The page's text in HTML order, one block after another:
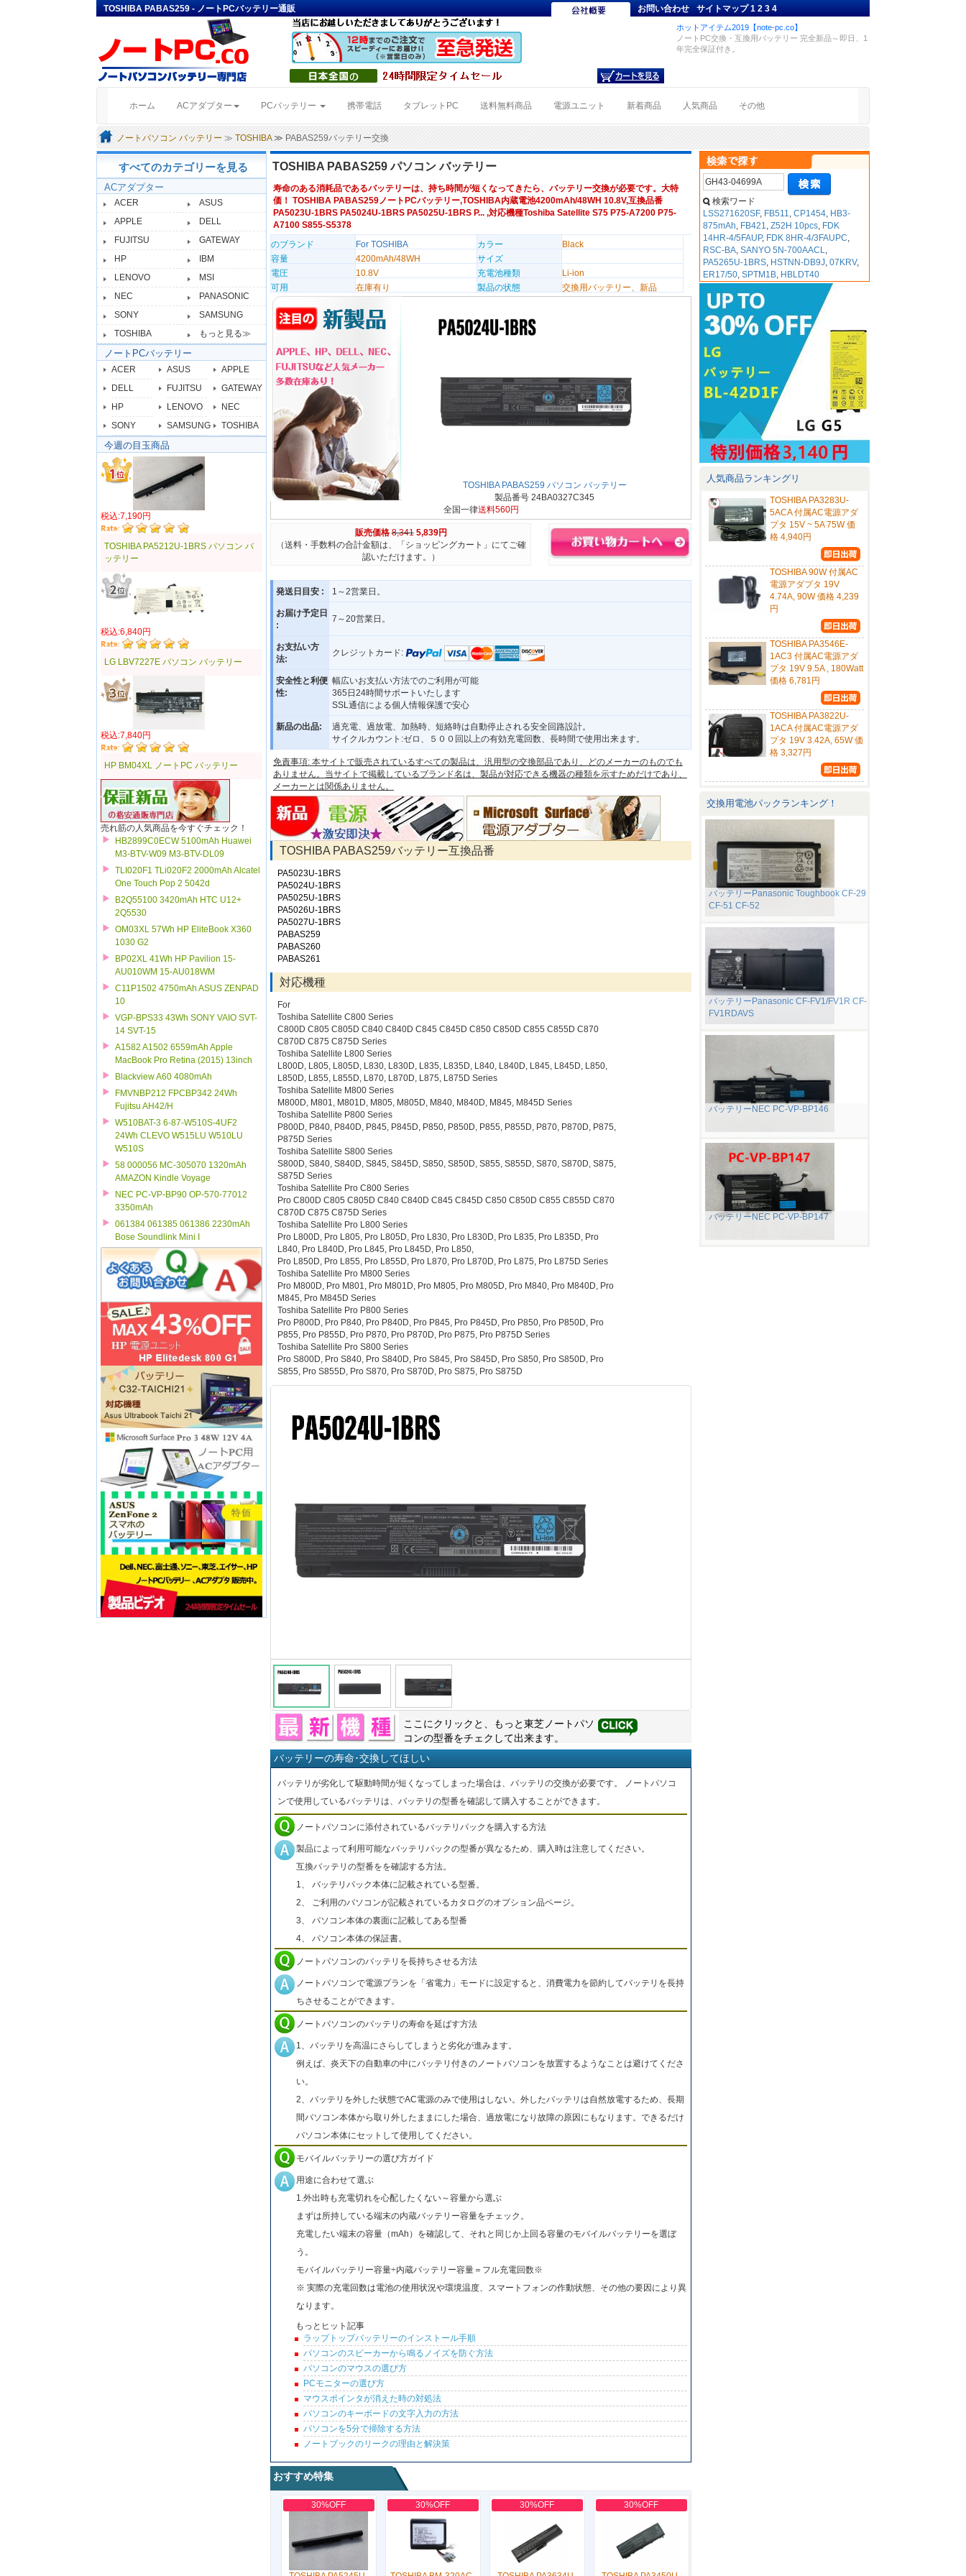
TOSHIBA PABAS259 - ノートPCバッテリー通販 お問い合わせ サイトマップ 1234
ホットアイテム2019【note-pc.co】
ノートPC交換・互換用バッテリー 完全新品～即日、1
年完全保証付き。
ホーム (current)ACアダプター PCバッテリー 携帯電話 タブレットPC 送料無料商品 電源ユニット 新着商品 人気商品 その他
ノートパソコン バッテリー ≫TOSHIBA≫ PABAS259バッテリー交換
すべてのカテゴリーを見る
ACアダプター
ACER
ASUS
APPLE
DELL
FUJITSU
GATEWAY
HP
IBM
LENOVO
MSI
NEC
PANASONIC
SONY
SAMSUNG
TOSHIBA
もっと見る≫
ノートPCバッテリー
ACER ASUS
APPLE
DELL
FUJITSU
GATEWAY
HP
LENOVO
NEC
SONY
SAMSUNG TOSHIBA
今週の目玉商品
税込:7,190円
TOSHIBA PA5212U-1BRS パソコン バ
ッテリー
税込:6,840円
LG LBV7227E パソコン バッテリー
税込:7,840円
HP BM04XL ノートPC バッテリー
売れ筋の人気商品を今すぐチェック！
HB2899C0ECW 5100mAh Huawei
M3-BTV-W09 M3-BTV-DL09
TLI020F1 TLi020F2 2000mAh Alcatel
One Touch Pop 2 5042d
B2Q55100 3420mAh HTC U12+
2Q5530
OM03XL 57Wh HP EliteBook X360
1030 G2
BP02XL 41Wh HP Pavilion 15-
AU010WM 15-AU018WM
C11P1502 4750mAh ASUS ZENPAD
10
VGP-BPS33 43Wh SONY VAIO SVT-
14 SVT-15
A1582 A1502 6559mAh Apple
MacBook Pro Retina (2015) 13inch
Blackview A60 4080mAh
FMVNBP212 FPCBP342 24Wh
Fujitsu AH42/H
W510BAT-3 6-87-W510S-4UF2
24Wh CLEVO W515LU W510LU
W510S
58 000056 MC-305070 1320mAh
AMAZON Kindle Voyage
NEC PC-VP-BP90 OP-570-77012
3350mAh
061384 061385 061386 2230mAh
Bose Soundlink Mini I
TOSHIBA PABAS259 パソコン バッテリー
寿命のある消耗品であるバッテリーは、持ち時間が短くなってきたら、バッテリー交換が必要です。大特
価！ TOSHIBA PABAS259ノートPCバッテリー,TOSHIBA内蔵電池4200mAh/48WH 10.8V,互換品番
PA5023U-1BRS PA5024U-1BRS PA5025U-1BRS P... ,対応機種Toshiba Satellite S75 P75-A7200 P75-
A7100 S855-S5378
のブランド
For TOSHIBA カラー
Black
容量
4200mAh/48WH
サイズ
電圧
10.8V 充電池種類
Li-ion
可用
在庫有り 製品の状態 交換用バッテリー、新品
TOSHIBA PABAS259 パソコン バッテリー
製品番号 24BA0327C345
全国一律送料560円
販売価格 8,341 5,839円
（送料・手数料の合計金額は、「ショッピングカート」にてご確
認いただけます。）
発送日目安 : 1～2営業日。
お届け予定日
:
7～20営業日。
お支払い方
法:
クレジットカード:
安全性と利便
性:
幅広いお支払い方法でのご利用が可能
365日24時間サポートいたします
SSL通信による個人情報保護で安心
新品の出品:
過充電、過放電、加熱時、短絡時は自動停止される安全回路設計。
サイクルカウント:ゼロ、５００回以上の有効充電回数、長時間で使用出来ます。
免責事項: 本サイトで販売されているすべての製品は、汎用型の交換部品であり、どのメーカーのものでも
ありません。当サイトで掲載しているブランド名は、製品が対応できる機器の種類を示すためだけであり、
メーカーとは関係ありません。
TOSHIBA PABAS259バッテリー互換品番
PA5023U-1BRS
PA5024U-1BRS
PA5025U-1BRS
PA5026U-1BRS
PA5027U-1BRS
PABAS259
PABAS260
PABAS261
対応機種
For
Toshiba Satellite C800 Series
C800D C805 C805D C840 C840D C845 C845D C850 C850D C855 C855D C870
C870D C875 C875D Series
Toshiba Satellite L800 Series
L800D, L805, L805D, L830, L830D, L835, L835D, L840, L840D, L845, L845D, L850,
L850D, L855, L855D, L870, L870D, L875, L875D Series
Toshiba Satellite M800 Series
M800D, M801, M801D, M805, M805D, M840, M840D, M845, M845D Series
Toshiba Satellite P800 Series
P800D, P840, P840D, P845, P845D, P850, P850D, P855, P855D, P870, P870D, P875,
P875D Series
Toshiba Satellite S800 Series
S800D, S840, S840D, S845, S845D, S850, S850D, S855, S855D, S870, S870D, S875,
S875D Series
Toshiba Satellite Pro C800 Series
Pro C800D C805 C805D C840 C840D C845 C845D C850 C850D C855 C855D C870
C870D C875 C875D Series
Toshiba Satellite Pro L800 Series
Pro L800D, Pro L805, Pro L805D, Pro L830, Pro L830D, Pro L835, Pro L835D, Pro
L840, Pro L840D, Pro L845, Pro L845D, Pro L850,
Pro L850D, Pro L855, Pro L855D, Pro L870, Pro L870D, Pro L875, Pro L875D Series
Toshiba Satellite Pro M800 Series
Pro M800D, Pro M801, Pro M801D, Pro M805, Pro M805D, Pro M840, Pro M840D, Pro
M845, Pro M845D Series
Toshiba Satellite Pro P800 Series
Pro P800D, Pro P840, Pro P840D, Pro P845, Pro P845D, Pro P850, Pro P850D, Pro
P855, Pro P855D, Pro P870, Pro P870D, Pro P875, Pro P875D Series
Toshiba Satellite Pro S800 Series
Pro S800D, Pro S840, Pro S840D, Pro S845, Pro S845D, Pro S850, Pro S850D, Pro
S855, Pro S855D, Pro S870, Pro S870D, Pro S875, Pro S875D
ここにクリックと、もっと東芝ノートパソ
コンの型番をチェクして出来ます。
バッテリーの寿命･交換してほしい
バッテリが劣化して駆動時間が短くなってしまった場合は、バッテリの交換が必要です。 ノートパソコ
ンで使用しているバッテリは、バッテリの型番を確認して購入することができます。
ノートパソコンに添付されているバッテリパックを購入する方法
製品によって利用可能なバッテリパックの型番が異なるため、購入時は注意してください。
互換バッテリの型番をを確認する方法。
1、 バッテリパック本体に記載されている型番。
2、 ご利用のパソコンが記載されているカタログのオプション品ページ。
3、 パソコン本体の裏面に記載してある型番
4、 パソコン本体の保証書。
ノートパソコンのバッテリを長持ちさせる方法
ノートパソコンで電源プランを「省電力」モードに設定すると、消費電力を節約してバッテリを長持
ちさせることができます。
ノートパソコンのバッテリの寿命を延ばす方法
1、バッテリを高温にさらしてしまうと劣化が進みます。
例えば、炎天下の自動車の中にバッテリ付きのノートパソコンを放置するようなことは避けてくださ
い。
2、バッテリを外した状態でAC電源のみで使用はしない。外したバッテリは自然放電するため、長期
間パソコン本体から取り外したままにした場合、過放電になり故障の原因にもなります。できるだけ
パソコン本体にセットして使用してください。
モバイルバッテリーの選び方ガイド
用途に合わせて選ぶ
1.外出時も充電切れを心配したくない～容量から選ぶ
まずは所持している端末の内蔵バッテリー容量をチェック。
充電したい端末の容量（mAh）を確認して、それと同じか上回る容量のモバイルバッテリーを選ぼ
う。
モバイルバッテリー容量÷内蔵バッテリー容量＝フル充電回数※
※ 実際の充電回数は電池の使用状況や環境温度、スマートフォンの作動状態、その他の要因により異
なります。
もっとヒット記事
ラップトップバッテリーのインストール手順
パソコンのスピーカーから鳴るノイズを防ぐ方法
パソコンのマウスの選び方
PCモニターの選び方
マウスポインタが消えた時の対処法
パソコンのキーボードの文字入力の方法
パソコンを5分で掃除する方法
ノートブックのリークの理由と解決策
おすすめ特集
30%OFF 30%OFF 30%OFF 30%OFF
検索ワード
LSS271620SF, FB511,CP1454, HB3-
875mAh, FB421,Z52H 10pcs, FDK
14HR-4/5FAUP, FDK 8HR-4/3FAUPC,
RSC-BA,SANYO 5N-700AACL,
PA5265U-1BRS, HSTNN-DB9J,07KRV,
ER17/50,SPTM1B, HBLDT40
人気商品ランキングリ
TOSHIBA PA3283U-
5ACA 付属AC電源アダ
プタ 15V ~ 5A 75W 価
格 4,940円
TOSHIBA 90W 付属AC
電源アダプタ 19V
4.74A, 90W 価格 4,239
円
TOSHIBA PA3546E-
1AC3 付属AC電源アダ
プタ 19V 9.5A , 180Watt
価格 6,781円
TOSHIBA PA3822U-
1ACA 付属AC電源アダ
プタ 19V 3.42A, 65W 価
格 3,327円
交換用電池パックランキング！
バッテリーPanasonic Toughbook CF-29
CF-51 CF-52
バッテリーPanasonic CF-FV1/FV1R CF-
FV1RDAVS
バッテリーNEC PC-VP-BP146
バッテリーNEC PC-VP-BP147